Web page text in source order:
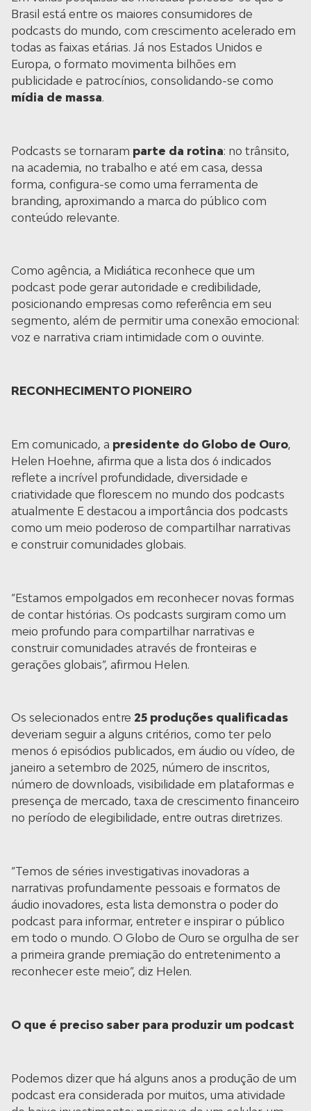
Brasil está entre os maiores consumidores de
podcasts do mundo, com crescimento acelerado em
todas as faixas etárias. Já nos Estados Unidos e
Europa, o formato movimenta bilhões em
publicidade e patrocínios, consolidando-se como
mídia de massa.
Podcasts se tornaram parte da rotina: no trânsito,
na academia, no trabalho e até em casa, dessa
forma, configura-se como uma ferramenta de
branding, aproximando a marca do público com
conteúdo relevante.
Como agência, a Midiática reconhece que um
podcast pode gerar autoridade e credibilidade,
posicionando empresas como referência em seu
segmento, além de permitir uma conexão emocional:
voz e narrativa criam intimidade com o ouvinte.
RECONHECIMENTO PIONEIRO
Em comunicado, a presidente do Globo de Ouro,
Helen Hoehne, afirma que a lista dos 6 indicados
reflete a incrível profundidade, diversidade e
criatividade que florescem no mundo dos podcasts
atualmente E destacou a importância dos podcasts
como um meio poderoso de compartilhar narrativas
e construir comunidades globais.
“Estamos empolgados em reconhecer novas formas
de contar histórias. Os podcasts surgiram como um
meio profundo para compartilhar narrativas e
construir comunidades através de fronteiras e
gerações globais”, afirmou Helen.
Os selecionados entre 25 produções qualificadas
deveriam seguir a alguns critérios, como ter pelo
menos 6 episódios publicados, em áudio ou vídeo, de
janeiro a setembro de 2025, número de inscritos,
número de downloads, visibilidade em plataformas e
presença de mercado, taxa de crescimento financeiro
no período de elegibilidade, entre outras diretrizes.
“Temos de séries investigativas inovadoras a
narrativas profundamente pessoais e formatos de
áudio inovadores, esta lista demonstra o poder do
podcast para informar, entreter e inspirar o público
em todo o mundo. O Globo de Ouro se orgulha de ser
a primeira grande premiação do entretenimento a
reconhecer este meio”, diz Helen.
O que é preciso saber para produzir um podcast
Podemos dizer que há alguns anos a produção de um
podcast era considerada por muitos, uma atividade